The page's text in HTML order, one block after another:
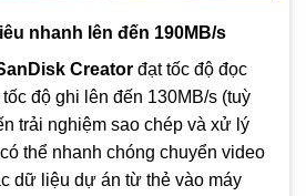
nhanh lên đến 190MB/s
Creator đạt tốc độ đọc
độ ghi lên đến 130MB/s (tuỳ
trải nghiệm sao chép và xử lý
thể nhanh chóng chuyển video
dữ liệu dự án từ thẻ vào máy